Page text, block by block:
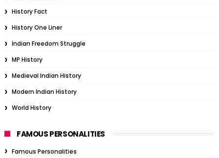
History Fact
History One Liner
Indian Freedom Struggle
MP History
Medieval Indian History
Modern Indian History
World History
FAMOUS PERSONALITIES
Famous Personalities